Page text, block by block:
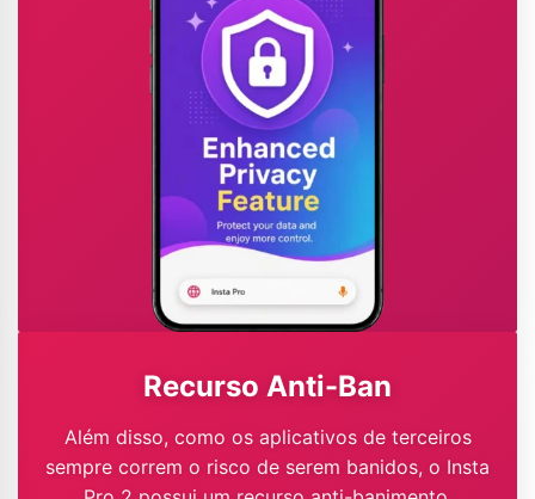
Recurso Anti-Ban
Além disso, como os aplicativos de terceiros
sempre correm o risco de serem banidos, o Insta